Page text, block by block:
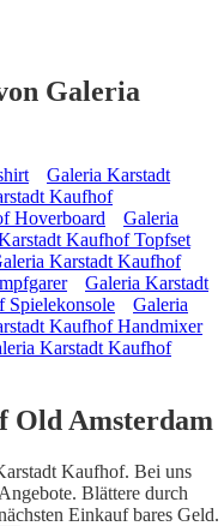
Galeria
Galeria Karstadt
Kaufhof
Hoverboard
Galeria
Kaufhof Topfset
Karstadt Kaufhof
Galeria Karstadt
Spielekonsole
Galeria
Kaufhof Handmixer
Karstadt Kaufhof
Old Amsterdam
Kaufhof. Bei uns
Blättere durch
Einkauf bares Geld.